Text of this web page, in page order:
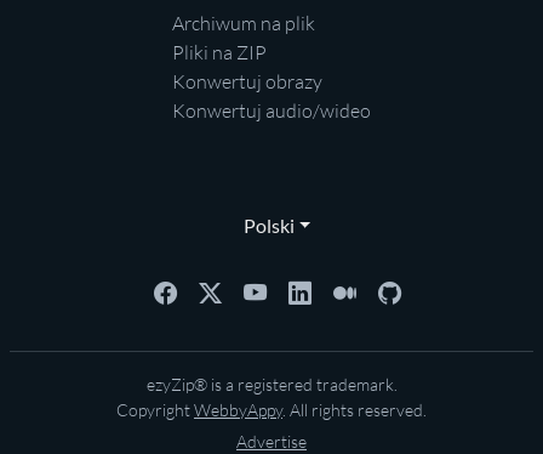
Archiwum na plik
Pliki na ZIP
Konwertuj obrazy
Konwertuj audio/wideo
Polski
ezyZip® is a registered trademark.
CopyrightWebbyAppy. All rights reserved.
Advertise